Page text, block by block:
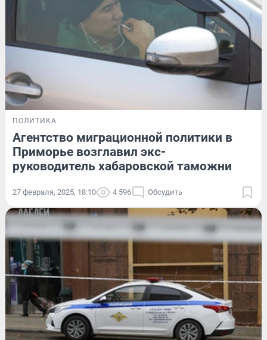
ПОЛИТИКА
Агентство миграционной политики в
Приморье возглавил экс-
руководитель хабаровской таможни
27 февраля, 2025, 18:10 4 596 Обсудить